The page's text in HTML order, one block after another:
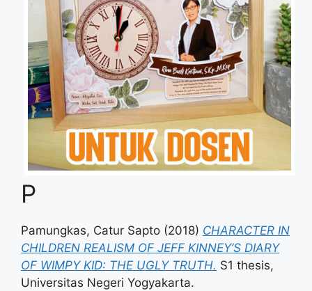
P
Pamungkas, Catur Sapto (2018) CHARACTER IN
CHILDREN REALISM OF JEFF KINNEY’S DIARY
OF WIMPY KID: THE UGLY TRUTH. S1 thesis,
Universitas Negeri Yogyakarta.